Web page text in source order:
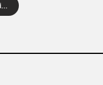
Paraolimpijske igre